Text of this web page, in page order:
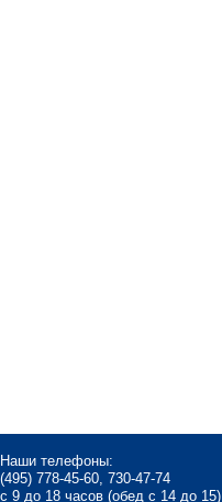
Наши телефоны:
(495) 778-45-60, 730-47-74
с 9 до 18 часов (обед с 14 до 15)